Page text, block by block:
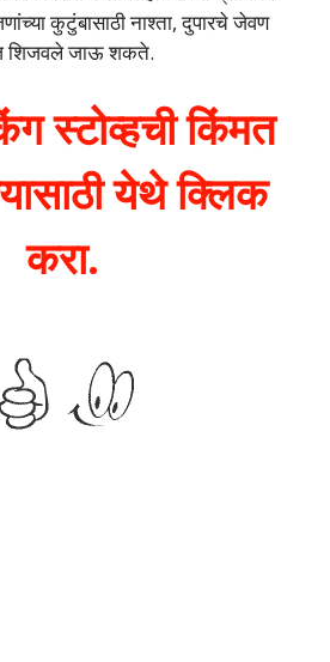
कुटुंबासाठी नाश्ता, दुपारचे जेवण
शिजवले जाऊ शकते.
स्टोव्हची किंमत
येथे क्लिक
करा.